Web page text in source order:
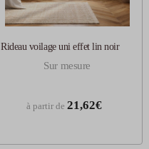
Rideau voilage uni effet lin noir
Sur mesure
à partir de 21,62€